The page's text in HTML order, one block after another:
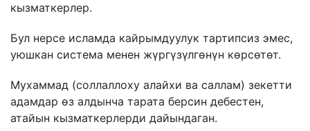
кызматкерлер.
Бул нерсе исламда кайрымдуулук тартипсиз эмес,
уюшкан система менен жүргүзүлгөнүн көрсөтөт.
Мухаммад (соллаллоху алайхи ва саллам) зекетти
адамдар өз алдынча тарата берсин дебестен,
атайын кызматкерлерди дайындаган.